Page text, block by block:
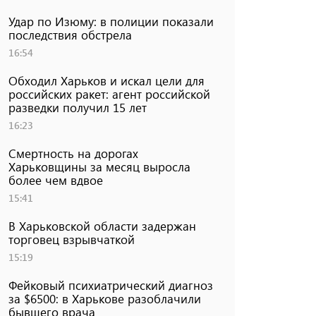
Удар по Изюму: в полиции показали
последствия обстрела
16:54
Обходил Харьков и искал цели для
российских ракет: агент российской
разведки получил 15 лет
16:23
Смертность на дорогах
Харьковщины за месяц выросла
более чем вдвое
15:41
В Харьковской области задержан
торговец взрывчаткой
15:19
Фейковый психиатрический диагноз
за $6500: в Харькове разоблачили
бывшего врача